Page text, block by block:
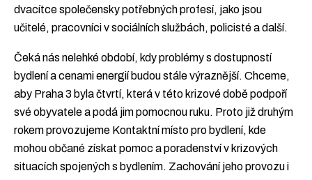
dvacítce společensky potřebných profesí, jako jsou
učitelé, pracovníci v sociálních službách, policisté a další.
Čeká nás nelehké období, kdy problémy s dostupností
bydlení a cenami energií budou stále výraznější. Chceme,
aby Praha 3 byla čtvrtí, která v této krizové době podpoří
své obyvatele a podá jim pomocnou ruku. Proto již druhým
rokem provozujeme Kontaktní místo pro bydlení, kde
mohou občané získat pomoc a poradenství v krizových
situacích spojených s bydlením. Zachování jeho provozu i